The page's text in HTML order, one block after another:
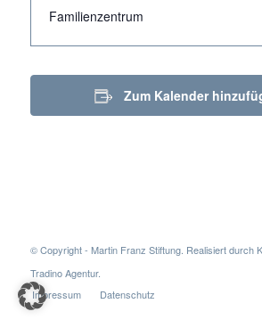
Familienzentrum
Zum Kalender
© Copyright - Martin Franz Stiftung. Realisiert durch
Tradino Agentur.
Impressum
Datenschutz